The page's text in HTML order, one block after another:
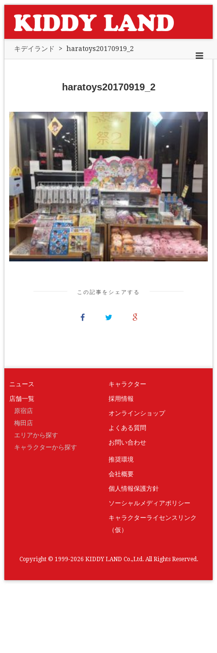
キデイランド > haratoys20170919_2
haratoys20170919_2
この記事をシェアする
ニュース
店舗一覧
原宿店
梅田店
エリアから探す
キャラクターから探す
キャラクター
採用情報
オンラインショップ
よくある質問
お問い合わせ
推奨環境
会社概要
個人情報保護方針
ソーシャルメディアポリシー
キャラクターライセンスリンク
（仮）
Copyright © 1999-2026 KIDDY LAND Co.,Ltd. All Rights Reserved.